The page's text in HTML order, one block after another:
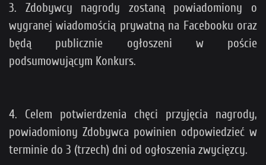
3. Zdobywcy nagrody zostaną powiadomiony o
wygranej wiadomością prywatną na Facebooku oraz
będą publicznie ogłoszeni w poście
podsumowującym Konkurs.
4. Celem potwierdzenia chęci przyjęcia nagrody,
powiadomiony Zdobywca powinien odpowiedzieć w
terminie do 3 (trzech) dni od ogłoszenia zwycięzcy.